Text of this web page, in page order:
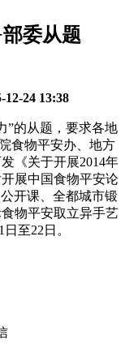
委从题
12-24 13:38
的从题，要求各地
食物平安办、地方
《关于开展2014年
展中国食物平安论
开课、全都城市锻
物平安取立异手艺
至22日。